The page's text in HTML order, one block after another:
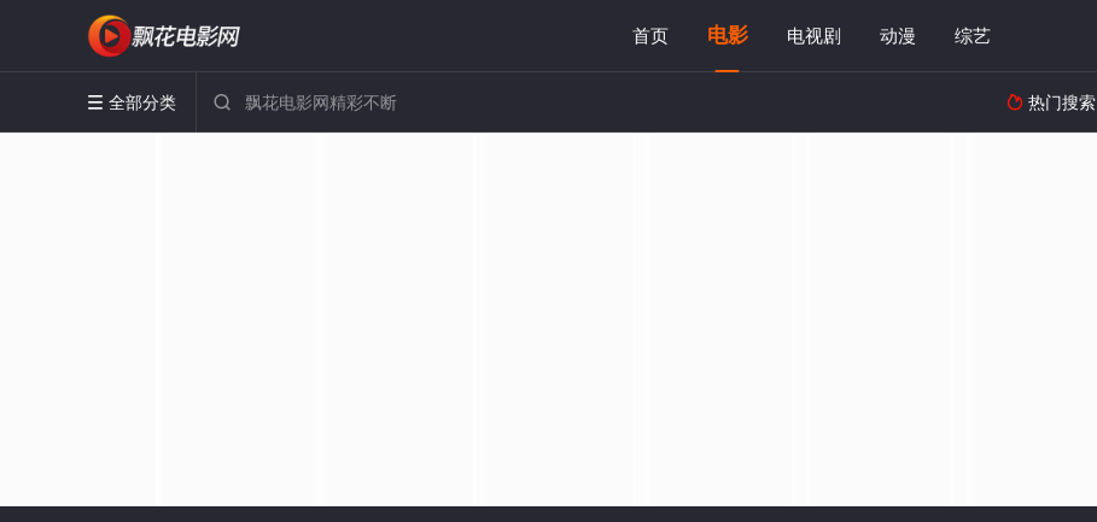
首页 电影 电视剧 动漫 综艺
 全部分类   热门搜索